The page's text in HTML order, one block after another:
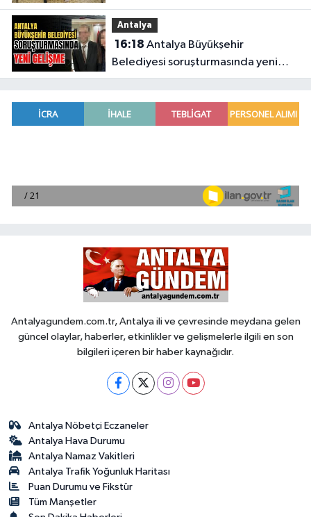
Antalya
16:18
Belediyesi soruşturmasında yeni
gelişme
Antalyagundem.com.tr, Antalya ili ve çevresinde meydana gelen
güncel olaylar, haberler, etkinlikler ve gelişmelerle ilgili en son
bilgileri içeren bir haber kaynağıdır.
Antalya Nöbetçi Eczaneler
Antalya Hava Durumu
Antalya Namaz Vakitleri
Antalya Trafik Yoğunluk Haritası
Puan Durumu ve Fikstür
Tüm Manşetler